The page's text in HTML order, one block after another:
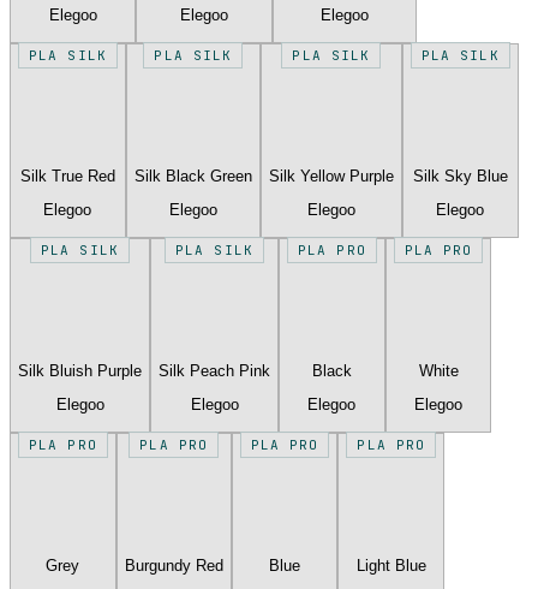
Elegoo
Elegoo
Elegoo
PLA SILK
Silk True Red
Elegoo
PLA SILK
Silk Black Green
Elegoo
PLA SILK
Silk Yellow Purple
Elegoo
PLA SILK
Silk Sky Blue
Elegoo
PLA SILK
Silk Bluish Purple
Elegoo
PLA SILK
Silk Peach Pink
Elegoo
PLA PRO
Black
Elegoo
PLA PRO
White
Elegoo
PLA PRO
Grey
PLA PRO
Burgundy Red
PLA PRO
Blue
PLA PRO
Light Blue